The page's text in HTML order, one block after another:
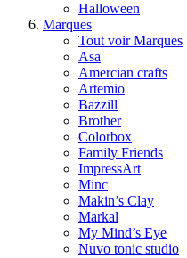
Halloween
Marques
Tout voir Marques
Asa
Amercian crafts
Artemio
Bazzill
Brother
Colorbox
Family Friends
ImpressArt
Minc
Makin’s Clay
Markal
My Mind’s Eye
Nuvo tonic studio